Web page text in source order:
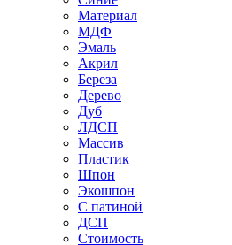
Материал
МДФ
Эмаль
Акрил
Береза
Дерево
Дуб
ЛДСП
Массив
Пластик
Шпон
Экошпон
С патиной
ДСП
Стоимость